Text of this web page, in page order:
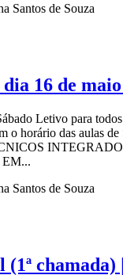
Santos de Souza
16 de
Letivo para
o horário das aulas
Santos de Souza
(1ª chamada)